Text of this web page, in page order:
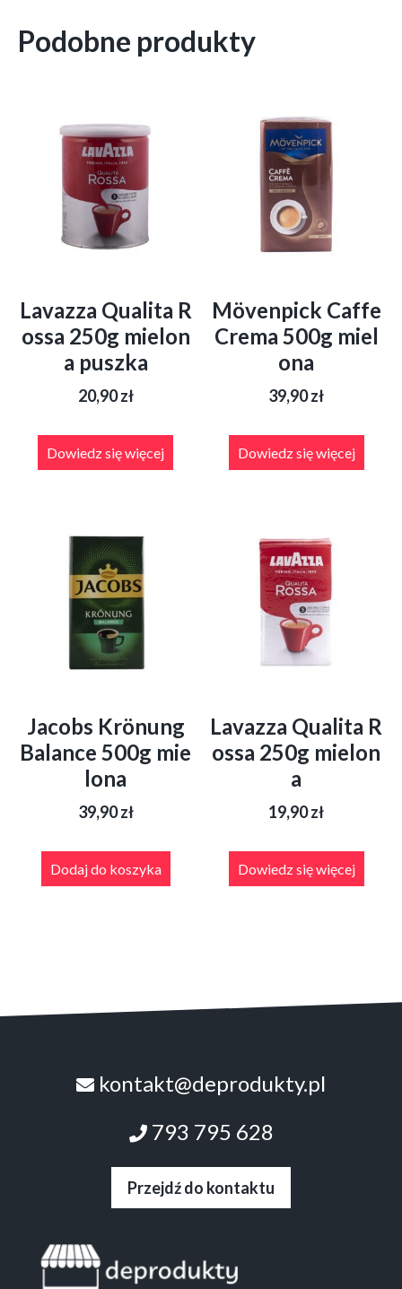
Podobne produkty
Lavazza Qualita R
ossa 250g mielon
a puszka
20,90zł
Dowiedz się więcej
Mövenpick Caffe
Crema 500g miel
ona
39,90zł
Dowiedz się więcej
Jacobs Krönung
Balance 500g mie
lona
39,90zł
Dodaj do koszyka
Lavazza Qualita R
ossa 250g mielon
a
19,90zł
Dowiedz się więcej
kontakt@deprodukty.pl
793 795 628
Przejdź do kontaktu